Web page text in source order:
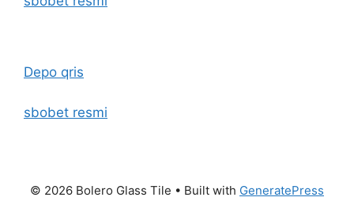
Depo qris
sbobet resmi
© 2026 Bolero Glass Tile • Built with GeneratePress